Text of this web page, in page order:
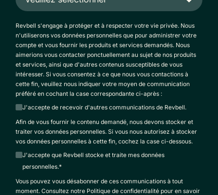
Revbell s'engage à protéger et à respecter votre vie privée. Nous
n'utiliserons vos données personnelles que pour administrer votre
compte et vous fournir les produits et services demandés. Nous
aimerions vous contacter ponctuellement au sujet de nos produits
et services, ainsi que d'autres contenus susceptibles de vous
intéresser. Si vous consentez à ce que nous vous contactions à
cette fin, veuillez nous indiquer votre moyen de communication
préféré en cochant la case correspondante ci-après :
J'accepte de recevoir d'autres communications de Revbell.
Afin de vous fournir le contenu demandé, nous devons stocker et
traiter vos données personnelles. Si vous nous autorisez à stocker
vos données personnelles à cette fin, cochez la case ci-dessous.
J'accepte que Revbell stocke et traite mes données
personnelles.*
Vous pouvez vous désabonner de ces communications à tout
moment. Consultez notre Politique de confidentialité pour en savoir